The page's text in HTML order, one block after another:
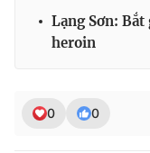
Giấy phép hoạt động
cấp ngày 29/12/2023
Nguyễn Trọng Ninh
Lạng Sơn:
heroin
0 0